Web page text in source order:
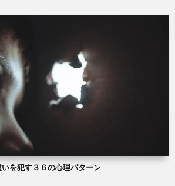
を犯す３６の心理パターン